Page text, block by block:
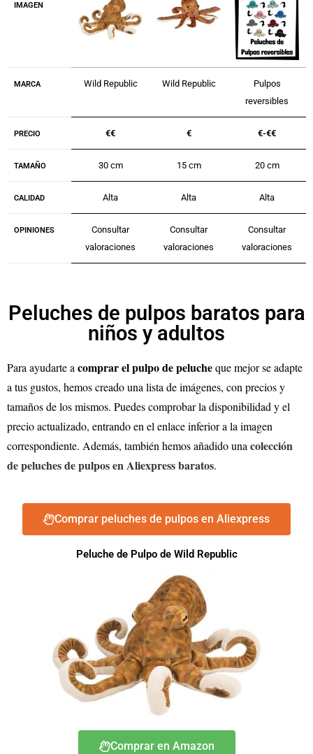
IMAGEN
MARCA Wild Republic Wild Republic
Pulpos
reversibles
PRECIO €€ € €-€€
TAMAÑO 30 cm 15 cm 20 cm
CALIDAD Alta Alta Alta
OPINIONES
Consultar
valoraciones
Consultar
valoraciones
Consultar
valoraciones
Peluches de pulpos baratos para
niños y adultos
Para ayudarte a comprar el pulpo de pelucheque mejor se adapte
a tus gustos, hemos creado una lista de imágenes, con precios y
tamaños de los mismos. Puedes comprobar la disponibilidad y el
precio actualizado, entrando en el enlace inferior a la imagen
correspondiente. Además, también hemos añadido una colección
de peluches de pulpos en Aliexpress baratos.
Comprar peluches de pulpos en Aliexpress
Peluche de Pulpo de Wild Republic
Comprar en Amazon